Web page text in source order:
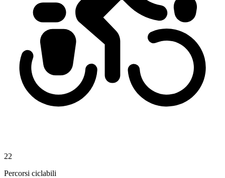
22
Percorsi ciclabili